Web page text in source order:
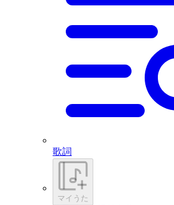
歌詞
マイうた